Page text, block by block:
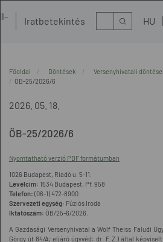
Iratbetekintés Kereső HU
Főoldal Döntések Versenyhivatali
ÖB-25/2026/6
2026. 05. 18.
ÖB-25/2026/6
Nyomtatható verzió PDF formátumban
1026 Budapest, Riadó u. 5-11.
Levélcím: 1534 Budapest, Pf. 958
Telefon: (06-1) 472-8900
Szervezeti egység: Fúziós Iroda
Iktatószám: ÖB/25-6/2026.
A Gazdasági Versenyhivatal a Wolf Theiss Faludi
Görgy út 84/A; eljáró ügyvéd: dr. F. Z.) által